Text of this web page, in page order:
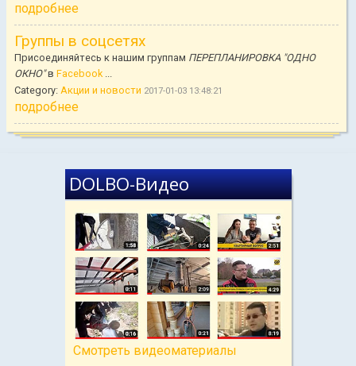
подробнее
Группы в соцсетях
Присоединяйтесь к нашим группам ПЕРЕПЛАНИРОВКА "ОДНО
ОКНО"в Facebook...
Category: Акции и новости 2017-01-03 13:48:21
подробнее
DOLBO-Видео
Cмотреть видеоматериалы